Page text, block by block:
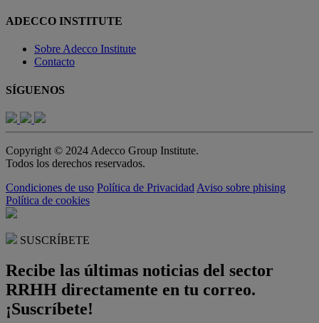
ADECCO INSTITUTE
Sobre Adecco Institute
Contacto
SÍGUENOS
Copyright © 2024 Adecco Group Institute.
Todos los derechos reservados.
Condiciones de uso Política de Privacidad Aviso sobre phising
Política de cookies
SUSCRÍBETE
Recibe las últimas noticias del sector
RRHH directamente en tu correo.
¡Suscríbete!